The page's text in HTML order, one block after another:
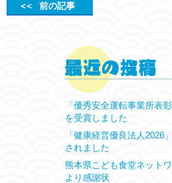
＜＜前の記事
「優秀安全運転事業所表
を受賞しました
「健康経営優良法人2026
されました
熊本県こども食堂ネット
より感謝状